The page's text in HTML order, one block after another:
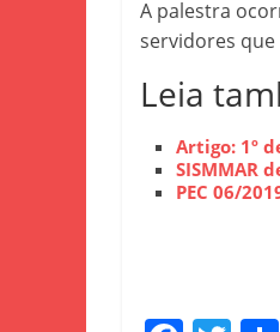
A palestra
servidores
Leia
Artigo: 1º
SISMMAR
PEC 06/